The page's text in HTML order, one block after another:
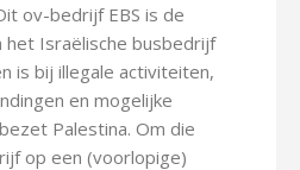
ov-bedrijf EBS is de
het Israëlische busbedrijf
is bij illegale activiteiten,
en mogelijke
Palestina. Om die
op een (voorlopige)